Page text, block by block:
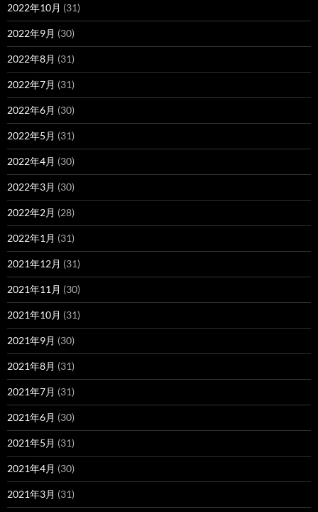
2022年10月 (31)
2022年9月 (30)
2022年8月 (31)
2022年7月 (31)
2022年6月 (30)
2022年5月 (31)
2022年4月 (30)
2022年3月 (30)
2022年2月 (28)
2022年1月 (31)
2021年12月 (31)
2021年11月 (30)
2021年10月 (31)
2021年9月 (30)
2021年8月 (31)
2021年7月 (31)
2021年6月 (30)
2021年5月 (31)
2021年4月 (30)
2021年3月 (31)